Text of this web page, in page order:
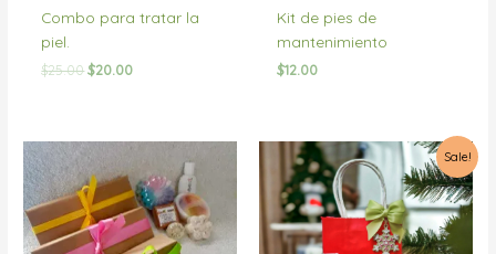
Combo para tratar la
piel.
$25.00Original
$20.00Current
Kit de pies de
mantenimiento
$12.00
Sale!